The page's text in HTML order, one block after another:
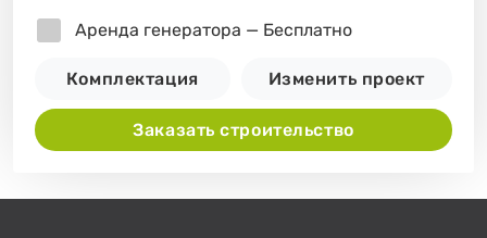
Аренда генератора — Бесплатно
Комплектация Изменить проект
Заказать строительство